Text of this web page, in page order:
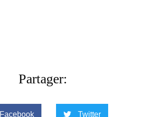
Partager:
Facebook Twitter